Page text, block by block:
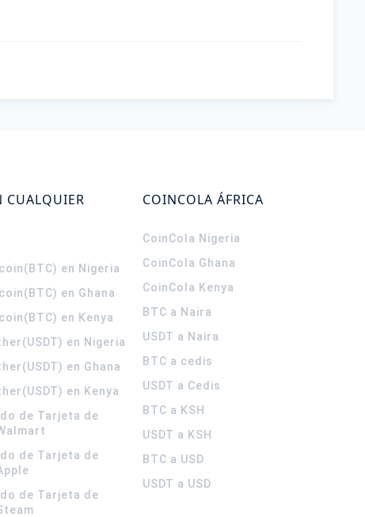
CUALQUIER
en Nigeria
en Ghana
en Kenya
en Nigeria
en Ghana
en Kenya
de Tarjeta de
de Tarjeta de
de Tarjeta de
COINCOLA ÁFRICA
CoinCola Nigeria
CoinCola Ghana
CoinCola Kenya
BTC a Naira
USDT a Naira
BTC a cedis
USDT a Cedis
BTC a KSH
USDT a KSH
BTC a USD
USDT a USD